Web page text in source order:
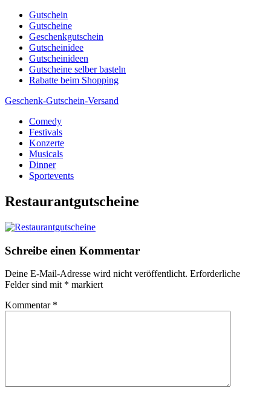
Skip
content
Gutschein
Gutscheine
Geschenkgutschein
Gutscheinidee
Gutscheinideen
Gutscheine selber basteln
Rabatte beim Shopping
Geschenk-Gutschein-Versand
Gutscheine, Gutscheinsprüche und Geschenkideen
Comedy
Festivals
Konzerte
Musicals
Dinner
Sportevents
Restaurantgutscheine
Schreibe einen Kommentar
Deine E-Mail-Adresse wird nicht veröffentlicht. Erforderliche
Felder sind mit * markiert
Kommentar *